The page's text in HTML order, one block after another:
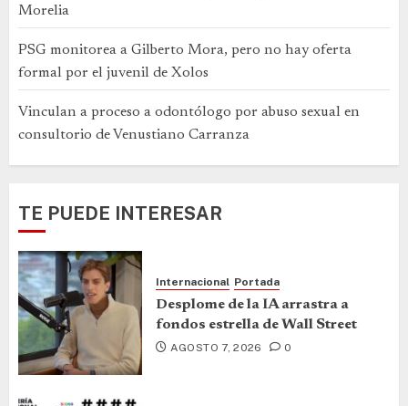
Morelia
PSG monitorea a Gilberto Mora, pero no hay oferta
formal por el juvenil de Xolos
Vinculan a proceso a odontólogo por abuso sexual en
consultorio de Venustiano Carranza
TE PUEDE INTERESAR
Internacional Portada
Desplome de la IA arrastra a
fondos estrella de Wall Street
AGOSTO 7, 2026 0